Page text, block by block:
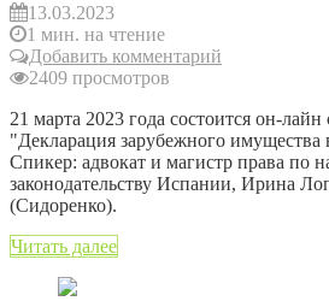
13.03.2023
1 мин. на чтение
Добавить комментарий
2409 просмотров
21 марта 2023 года состоится он-
"Декларация зарубежного
Спикер: адвокат и магистр права по
законодательству Испании, Ирина
(Сидоренко).
Читать далее